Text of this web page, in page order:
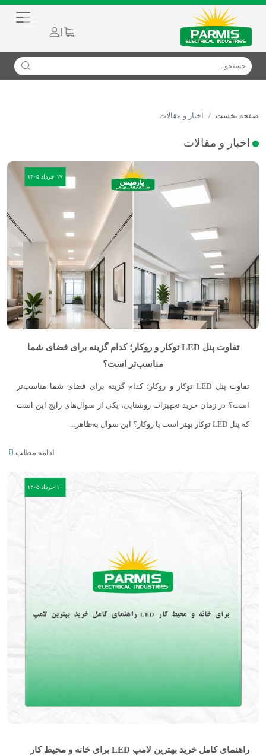
|
صفحه نخست اخبار و مقالات
اخبار و مقالات
۱۷ خرداد ۱۴۰۵
تفاوت پنل LED توکار و روکار؛ کدام گزینه برای فضای شما
مناسب‌تر است؟
تفاوت پنل LED توکار و روکار؛ کدام گزینه برای فضای شما مناسب‌تر
است؟ در زمان خرید تجهیزات روشنایی، یکی از سوال‌های رایج این است
که پنل LED توکار بهتر است یا روکار؟ این سوال به‌ظاهر...
ادامه مطلب
۱۰ خرداد ۱۴۰۵
راهنمای کامل خرید بهترین لامپ LED برای خانه و محیط کار